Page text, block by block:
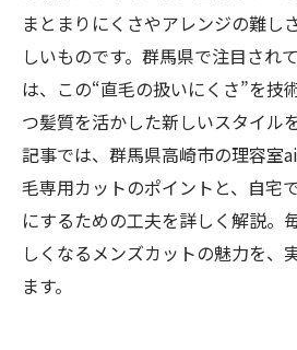
まとまりにくさやアレンジの難し
しいものです。群馬県で注目され
は、この“直毛の扱いにくさ”を技
つ髪質を活かした新しいスタイル
記事では、群馬県高崎市の理容室
毛専用カットのポイントと、自宅
にするための工夫を詳しく解説。
しくなるメンズカットの魅力を、
ます。